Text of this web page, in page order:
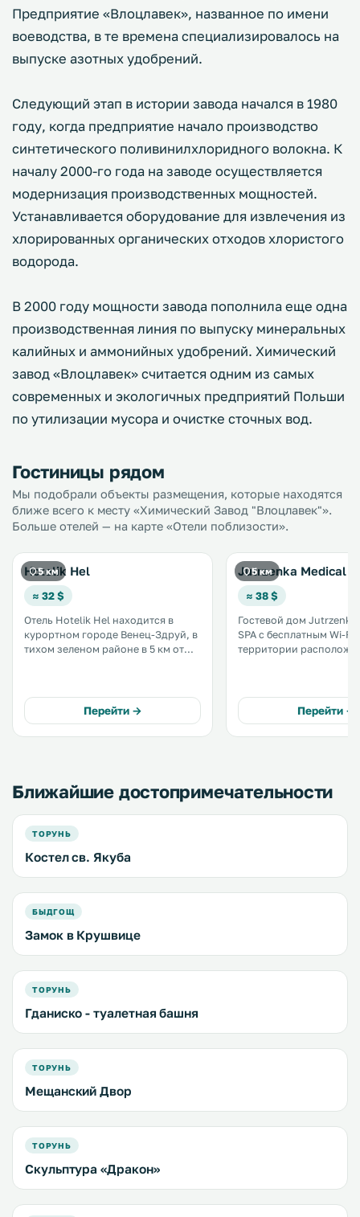
Предприятие «Влоцлавек», названное по имени
воеводства, в те времена специализировалось на
выпуске азотных удобрений.
Следующий этап в истории завода начался в 1980
году, когда предприятие начало производство
синтетического поливинилхлоридного волокна. К
началу 2000-го года на заводе осуществляется
модернизация производственных мощностей.
Устанавливается оборудование для извлечения из
хлорированных органических отходов хлористого
водорода.
В 2000 году мощности завода пополнила еще одна
производственная линия по выпуску минеральных
калийных и аммонийных удобрений. Химический
завод «Влоцлавек» считается одним из самых
современных и экологичных предприятий Польши
по утилизации мусора и очистке сточных вод.
Гостиницы рядом
Мы подобрали объекты размещения, которые находятся
ближе всего к месту «Химический Завод "Влоцлавек"».
Больше отелей — на карте «Отели поблизости».
5 км
Hotelik Hel
≈ 32 $
Отель Hotelik Hel находится в
курортном городе Венец-Здруй, в
тихом зеленом районе в 5 км от
услугам гостей бесплатный Wi-Fi. .
Перейти →
5 км
Jutrzenka Medical
≈ 38 $
Гостевой дом Jutrzenka
SPA с бесплатным Wi-Fi
территории
открывается вид на сад.
Автомобиль можно
частной парковке. .
Перейти →
Ближайшие достопримечательности
ТОРУНЬ
Костел св. Якуба
БЫДГОЩ
Замок в Крушвице
ТОРУНЬ
Гданиско - туалетная башня
ТОРУНЬ
Мещанский Двор
ТОРУНЬ
Скульптура «Дракон»